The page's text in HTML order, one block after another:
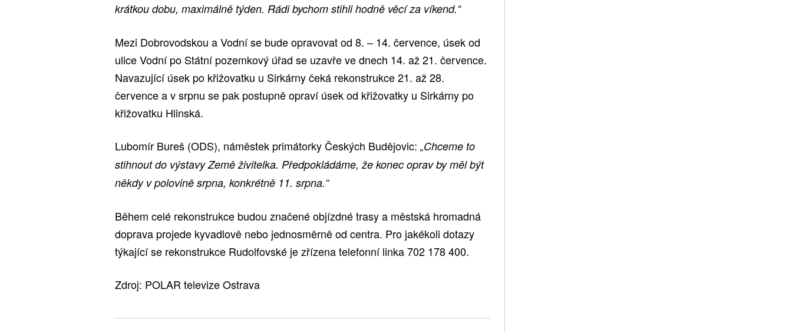
krátkou dobu, maximálně týden. Rádi bychom stihli hodně věcí za víkend.“
Mezi Dobrovodskou a Vodní se bude opravovat od 8. – 14. července, úsek od
ulice Vodní po Státní pozemkový úřad se uzavře ve dnech 14. až 21. července.
Navazující úsek po křižovatku u Sirkárny čeká rekonstrukce 21. až 28.
července a v srpnu se pak postupně opraví úsek od křižovatky u Sirkárny po
křižovatku Hlinská.
Lubomír Bureš (ODS), náměstek primátorky Českých Budějovic: „Chceme to
stihnout do výstavy Země živitelka. Předpokládáme, že konec oprav by měl být
někdy v polovině srpna, konkrétně 11. srpna.“
Během celé rekonstrukce budou značené objízdné trasy a městská hromadná
doprava projede kyvadlově nebo jednosměrně od centra. Pro jakékoli dotazy
týkající se rekonstrukce Rudolfovské je zřízena telefonní linka 702 178 400.
Zdroj: POLAR televize Ostrava